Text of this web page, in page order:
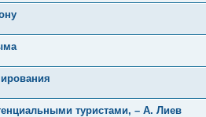
туристами, – А. Лиев